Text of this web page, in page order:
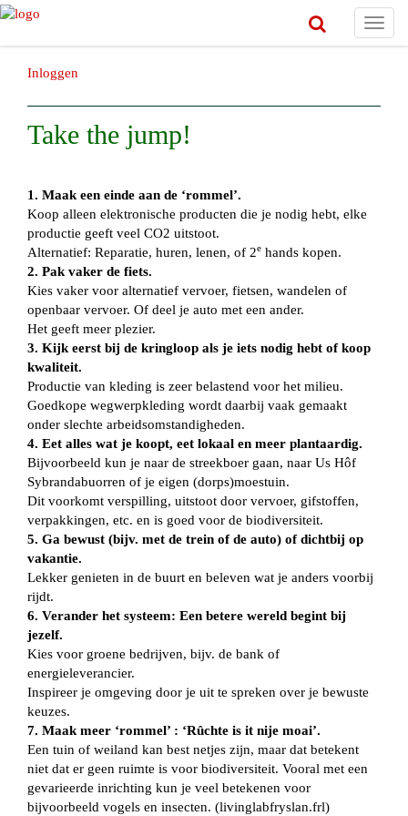
Inloggen
Take the jump!
1. Maak een einde aan de ‘rommel’.
Koop alleen elektronische producten die je nodig hebt, elke
productie geeft veel CO2 uitstoot.
Alternatief: Reparatie, huren, lenen, of 2e hands kopen.
2. Pak vaker de fiets.
Kies vaker voor alternatief vervoer, fietsen, wandelen of
openbaar vervoer. Of deel je auto met een ander.
Het geeft meer plezier.
3. Kijk eerst bij de kringloop als je iets nodig hebt of koop
kwaliteit.
Productie van kleding is zeer belastend voor het milieu.
Goedkope wegwerpkleding wordt daarbij vaak gemaakt
onder slechte arbeidsomstandigheden.
4. Eet alles wat je koopt, eet lokaal en meer plantaardig.
Bijvoorbeeld kun je naar de streekboer gaan, naar Us Hôf
Sybrandabuorren of je eigen (dorps)moestuin.
Dit voorkomt verspilling, uitstoot door vervoer, gifstoffen,
verpakkingen, etc. en is goed voor de biodiversiteit.
5. Ga bewust (bijv. met de trein of de auto) of dichtbij op
vakantie.
Lekker genieten in de buurt en beleven wat je anders voorbij
rijdt.
6. Verander het systeem: Een betere wereld begint bij
jezelf.
Kies voor groene bedrijven, bijv. de bank of
energieleverancier.
Inspireer je omgeving door je uit te spreken over je bewuste
keuzes.
7. Maak meer ‘rommel’ : ‘Rûchte is it nije moai’.
Een tuin of weiland kan best netjes zijn, maar dat betekent
niet dat er geen ruimte is voor biodiversiteit. Vooral met een
gevarieerde inrichting kun je veel betekenen voor
bijvoorbeeld vogels en insecten. (livinglabfryslan.frl)